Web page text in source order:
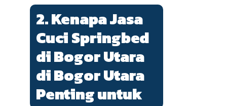
2. Kenapa Jasa
Cuci Springbed
di Bogor Utara
di Bogor Utara
Penting untuk